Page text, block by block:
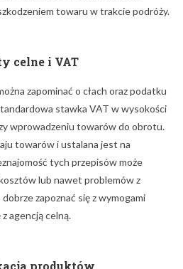
towaru w trakcie podróży.
celne i VAT
zapominać o cłach oraz podatku
stawka VAT w wysokości
wprowadzeniu towarów do obrotu.
towarów i ustalana jest na
tych przepisów może
lub nawet problemów z
zapoznać się z wymogami
agencją celną.
produktów